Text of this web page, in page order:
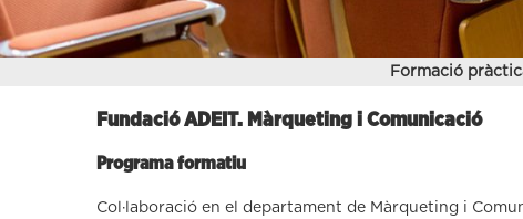
Formació
Fundació ADEIT. Màrqueting i Comunicació
Programa formatiu
Col·laboració en el departament de Màrqueting i